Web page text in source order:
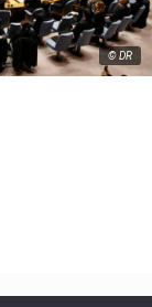
© DR